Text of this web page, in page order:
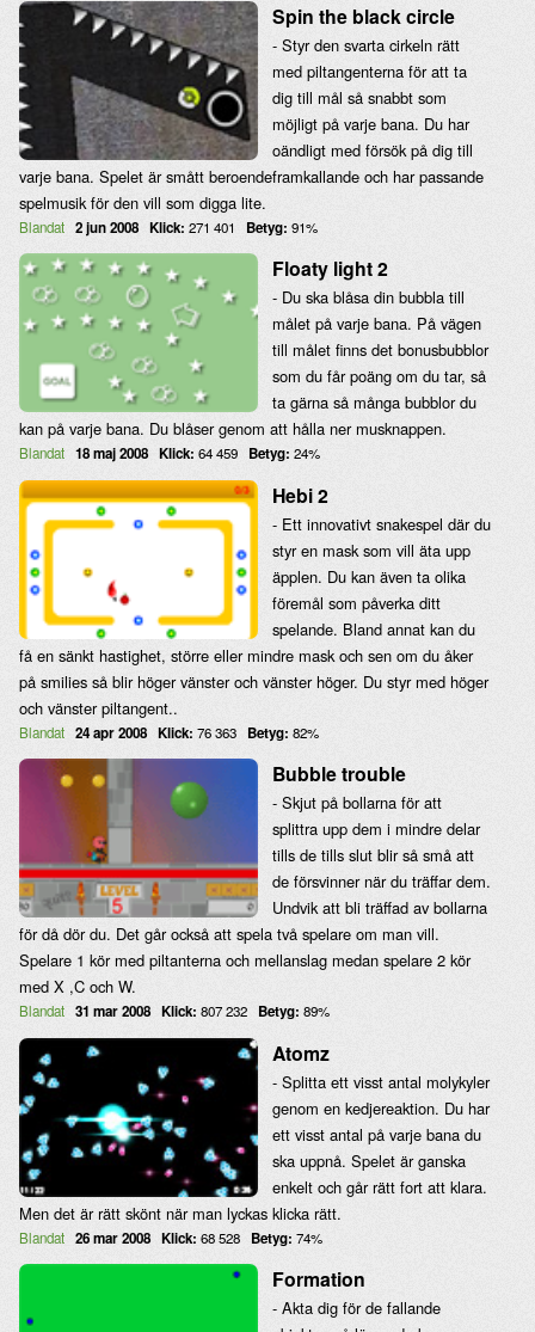
Spin the black circle
- Styr den svarta cirkeln rätt
med piltangenterna för att ta
dig till mål så snabbt som
möjligt på varje bana. Du har
oändligt med försök på dig till
varje bana. Spelet är smått beroendeframkallande och har passande
spelmusik för den vill som digga lite.
Blandat 2 jun 2008 Klick: 271 401 Betyg: 91%
Floaty light 2
- Du ska blåsa din bubbla till
målet på varje bana. På vägen
till målet finns det bonusbubblor
som du får poäng om du tar, så
ta gärna så många bubblor du
kan på varje bana. Du blåser genom att hålla ner musknappen.
Blandat 18 maj 2008 Klick: 64 459 Betyg: 24%
Hebi 2
- Ett innovativt snakespel där du
styr en mask som vill äta upp
äpplen. Du kan även ta olika
föremål som påverka ditt
spelande. Bland annat kan du
få en sänkt hastighet, större eller mindre mask och sen om du åker
på smilies så blir höger vänster och vänster höger. Du styr med höger
och vänster piltangent..
Blandat 24 apr 2008 Klick: 76 363 Betyg: 82%
Bubble trouble
- Skjut på bollarna för att
splittra upp dem i mindre delar
tills de tills slut blir så små att
de försvinner när du träffar dem.
Undvik att bli träffad av bollarna
för då dör du. Det går också att spela två spelare om man vill.
Spelare 1 kör med piltanterna och mellanslag medan spelare 2 kör
med X ,C och W.
Blandat 31 mar 2008 Klick: 807 232 Betyg: 89%
Atomz
- Splitta ett visst antal molykyler
genom en kedjereaktion. Du har
ett visst antal på varje bana du
ska uppnå. Spelet är ganska
enkelt och går rätt fort att klara.
Men det är rätt skönt när man lyckas klicka rätt.
Blandat 26 mar 2008 Klick: 68 528 Betyg: 74%
Formation
- Akta dig för de fallande